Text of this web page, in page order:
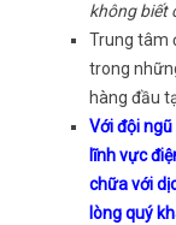
không biết
Trung tâm
trong
hàng đầu
Với đội
lĩnh vực
chữa với
lòng quý